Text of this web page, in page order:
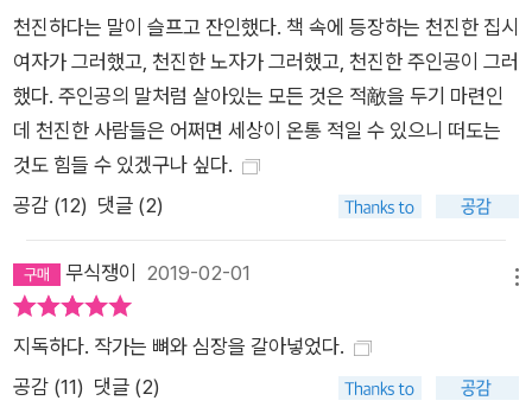
인 우화로도 읽힐 수 있는 것이다. 이 소설은 한 세계의 종말을 목
격하는 늙은 몽상가의 긴 명상에 가깝다. 흐라발은 책이 그저 종
이쪼가리로 취급받게 된 냉혹한 사회에서 살아가는 한 인간의 정
신 상태를 섬세한 문체로 그려내고 있다. 그의 사고는 때로 취기
와 환각에 빠진 것처럼 보이지만 시종일관 명징함을 잃지 않아서,
그리고 무엇보다 ‘사라져가는 것들’에 대해 일깨워준다. 이 소설
연민을 놓지 않는다는 데 있다. 소설 내에서 코러스처럼 끊임없이
반복되는 경구인 ‘하늘은 인간적이지 않다’라는 구절은 종래에 다
음과 같이 변주된다. 이것은 그가 비극적인 결말을 맞이함에도 불
구하고 그 속에서 우리가 역설적인 따스함과 평화의 숨결을 발견
천진하다는 말이 슬프고 잔인했다. 책 속에 등장하는 천진한 집시
여자가 그러했고, 천진한 노자가 그러했고, 천진한 주인공이 그러
했다. 주인공의 말처럼 살아있는 모든 것은 적敵을 두기 마련인
데 천진한 사람들은 어쩌면 세상이 온통 적일 수 있으니 떠도는
것도 힘들 수 있겠구나 싶다.
공감 (12) 댓글 (2)
무식쟁이 2019-02-01
지독하다. 작가는 뼈와 심장을 갈아넣었다.
공감 (11) 댓글 (2)